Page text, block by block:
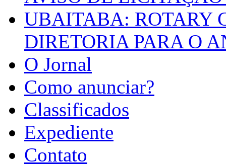
UBAITABA: ROTARY
DIRETORIA PARA O
O Jornal
Como anunciar?
Classificados
Expediente
Contato